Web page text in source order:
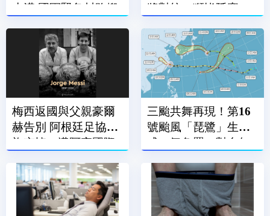
水溝 國軍緊急封路搬
將對統一獅皆延賽
梅西返國與父親豪爾
赫告別 阿根廷足協降
旗哀悼、邁阿密國際
三颱共舞再現！第16
號颱風「琵鷺」生
成 氣象署：對台無